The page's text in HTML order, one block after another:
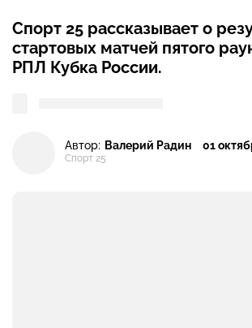
Спорт 25 рассказывает о
стартовых матчей пятого
РПЛ Кубка России.
Автор: Валерий Радин
Спорт 25
01